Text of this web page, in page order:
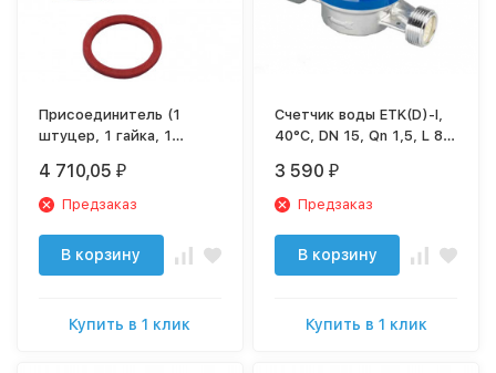
Присоединитель (1
штуцер, 1 гайка, 1
DN 50 (G2½B R2")
4 710,05 ₽
Предзаказ
В корзину
Купить в 1 клик
Счетчик воды ETK(D)-I,
40°C, DN 15, Qn 1,5, L 80
датчиком (10 L/Imp.),
без присоединителей
3 590 ₽
Предзаказ
В корзину
Купить в 1 клик